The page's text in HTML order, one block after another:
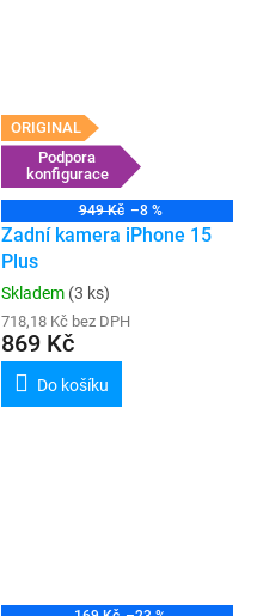
ORIGINAL
Podpora
konfigurace
949 Kč –8 %
Zadní kamera iPhone 15
Plus
Skladem (3 ks)
718,18 Kč bez DPH
869 Kč
Do košíku